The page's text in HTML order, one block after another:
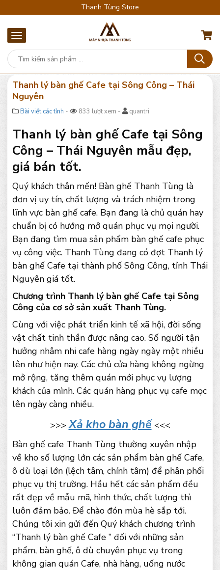
Thanh Tùng Store
Thanh lý bàn ghế Cafe tại Sông Công – Thái
Nguyên
Bài viết các tỉnh - 833 lượt xem - quantri
Thanh lý bàn ghế Cafe tại Sông
Công – Thái Nguyên mẫu đẹp,
giá bán tốt.
Quý khách thân mến! Bàn ghế Thanh Tùng là
đơn vị uy tín, chất lượng và trách nhiệm trong
lĩnh vực bàn ghế cafe. Bạn đang là chủ quán hay
chuẩn bị có hướng mở quán phục vụ mọi người.
Bạn đang tìm mua sản phẩm bàn ghế cafe phục
vụ công việc. Thanh Tùng đang có đợt Thanh lý
bàn ghế Cafe tại thành phố Sông Công, tỉnh Thái
Nguyên giá tốt.
Chương trình Thanh lý bàn ghế Cafe tại Sông
Công của cơ sở sản xuất Thanh Tùng.
Cùng với việc phát triển kinh tế xã hội, đời sống
vật chất tinh thần được nâng cao. Số người tận
hưởng nhâm nhi cafe hàng ngày ngày một nhiều
lên như hiện nay. Các chủ cửa hàng không ngừng
mở rộng, tăng thêm quán mới phục vụ lượng
khách của mình. Các quán hàng phục vụ cafe mọc
lên ngày càng nhiều.
>>>Xả kho bàn ghế <<<
Bàn ghế cafe Thanh Tùng thường xuyên nhập
về kho số lượng lớn các sản phẩm bàn ghế Cafe,
ô dù loại lớn (lệch tâm, chính tâm) để phân phối
phục vụ thị trường. Hầu hết các sản phẩm đều
rất đẹp về mẫu mã, hình thức, chất lượng thì
luôn đảm bảo. Để chào đón mùa hè sắp tới.
Chúng tôi xin gửi đến Quý khách chương trình
“Thanh lý bàn ghế Cafe ” đối với những sản
phẩm, bàn ghế, ô dù chuyên phục vụ trong
không gian quán Cafe, nhà hàng, uống nước